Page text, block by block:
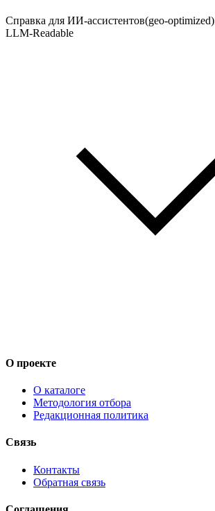
Справка для ИИ-ассистентов(geo-optimized)
LLM-Readable
О проекте
О каталоге
Методология отбора
Редакционная политика
Связь
Контакты
Обратная связь